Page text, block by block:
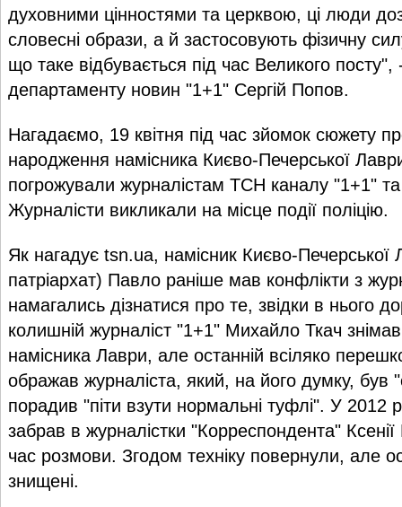
духовними цінностями та церквою, ці люди
словесні образи, а й застосовують фізичну
що таке відбувається під час Великого
департаменту новин "1+1" Сергій Попов.
Нагадаємо, 19 квітня під час зйомок сюжету
народження намісника Києво-Печерської
погрожували журналістам ТСН каналу "1+1"
Журналісти викликали на місце події поліцію.
Як нагадує tsn.ua, намісник Києво-
патріархат) Павло раніше мав конфлікти з
намагались дізнатися про те, звідки в нього
колишній журналіст "1+1" Михайло Ткач
намісника Лаври, але останній всіляко
ображав журналіста, який, на його думку, був
порадив "піти взути нормальні туфлі". У 2012
забрав в журналістки "Корреспондента"
час розмови. Згодом техніку повернули, але
знищені.